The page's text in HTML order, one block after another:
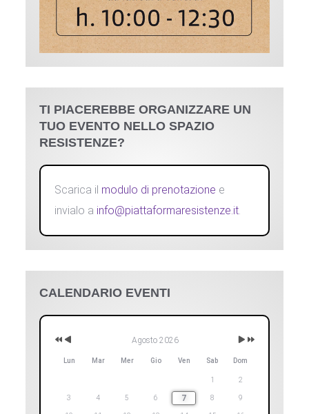
TI PIACEREBBE ORGANIZZARE UN
TUO EVENTO NELLO SPAZIO
RESISTENZE?
Scarica il modulo di prenotazione e
invialo a info@piattaformaresistenze.it.
CALENDARIO EVENTI
PrecedentePrecedente
Agosto 2026
Lun Mar Mer Gio Ven Sab Dom
1 2
3 4 5 6 7 8 9